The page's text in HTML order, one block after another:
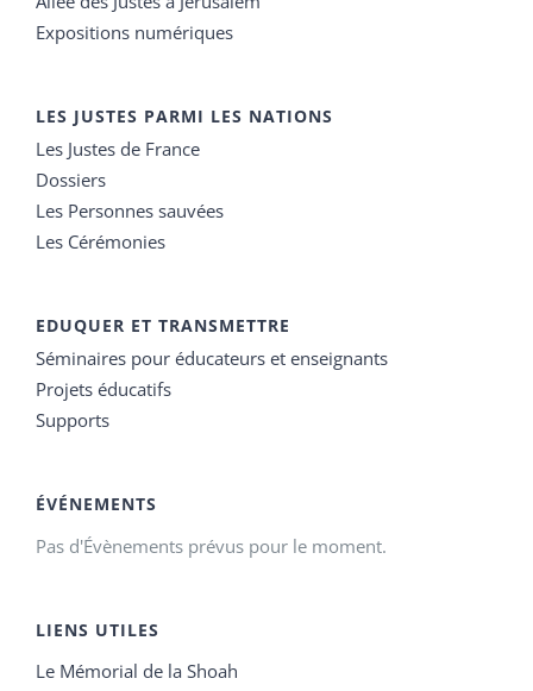
Expositions numériques
LES JUSTES PARMI LES NATIONS
Les Justes de France
Dossiers
Les Personnes sauvées
Les Cérémonies
EDUQUER ET TRANSMETTRE
Séminaires pour éducateurs et enseignants
Projets éducatifs
Supports
ÉVÉNEMENTS
Pas d'Évènements prévus pour le moment.
LIENS UTILES
Le Mémorial de la Shoah